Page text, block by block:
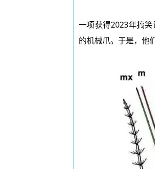
一项获得2023年搞笑
的机械爪。于是，他